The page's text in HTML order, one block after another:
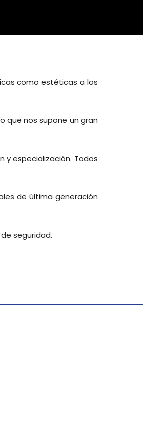
como estéticas a los
que nos supone un gran
y especialización. Todos
de última generación
seguridad.